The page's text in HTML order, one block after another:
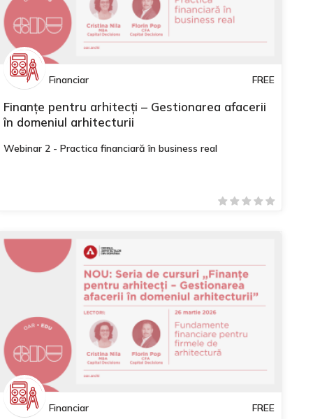
Financiar FREE
Finanțe pentru arhitecți – Gestionarea afacerii
în domeniul arhitecturii
Webinar 2 - Practica financiară în business real
Financiar FREE